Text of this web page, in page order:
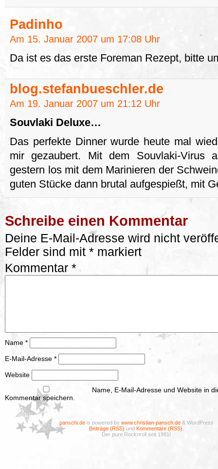
Padinho
Am 15. Januar 2007 um 17:08 Uhr
Da ist es das erste Foreman Rezept, bitte
blog.stefanbueschler.de
Am 19. Januar 2007 um 21:12 Uhr
Souvlaki Deluxe…
Das perfekte Dinner wurde heute mal
mir gezaubert. Mit dem Souvlaki-Virus
gestern los mit dem Marinieren der
guten Stücke dann brutal aufgespießt, mit
Schreibe einen Kommentar
Deine E-Mail-Adresse wird nicht
Felder sind mit * markiert
Kommentar *
Name *
E-Mail-Adresse *
Website
Name, E-Mail-Adresse und Website in
Kommentar speichern.
panschi.deis powered by www.christian-pansch.de& WordPress
Beiträge (RSS) und Kommentare (RSS)
Der pure Rocknroll seit 1981!